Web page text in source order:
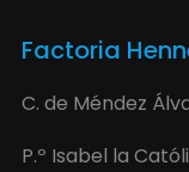
Factoria
C. de Méndez
P.º Isabel la